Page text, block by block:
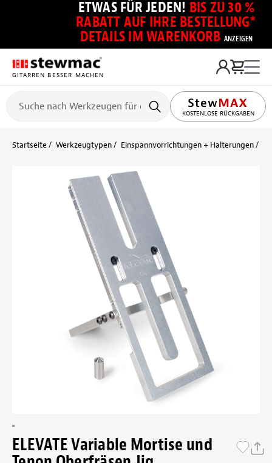
ETWAS FÜR JEDEN! BIS ZU 30 %
RABATT AUF IHRE BESTELLUNG*
DETAILS IM WARENKORB ANZEIGEN
GITARREN BESSER MACHEN
KOSTENLOSE RÜCKGABEN
Startseite Werkzeugtypen Einspannvorrichtungen + Halterungen
ELEVATE Variable Mortise und